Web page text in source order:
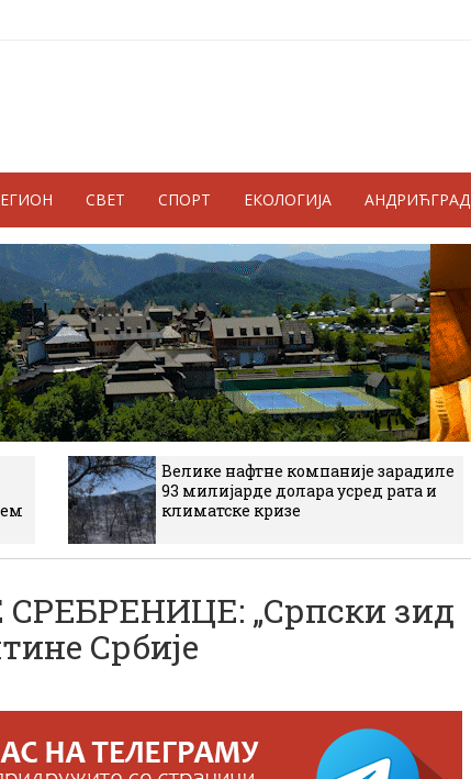
СВЕТ СПОРТ ЕКОЛОГИЈА АНДРИЋГРАД
Велике нафтне компаније зарадиле
93 милијарде долара усред рата и
климатске кризе
„Српски зид
Србије